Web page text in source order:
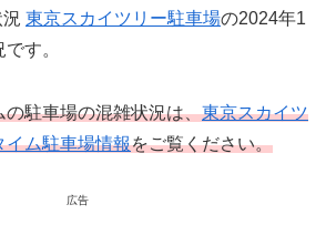
東京スカイツリー駐車場の2024年1
す。
の駐車場の混雑状況は、東京スカイツ
イム駐車場情報をご覧ください。
広告